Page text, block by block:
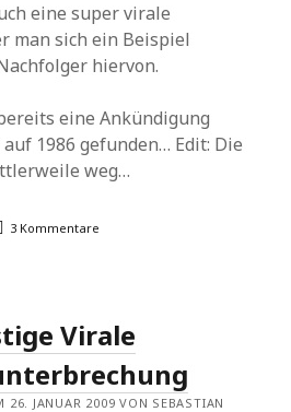
eine super virale
man sich ein Beispiel
hiervon.
eine Ankündigung
1986 gefunden… Edit: Die
weg…
3 Kommentare
Virale
26. JANUAR 2009 VON SEBASTIAN